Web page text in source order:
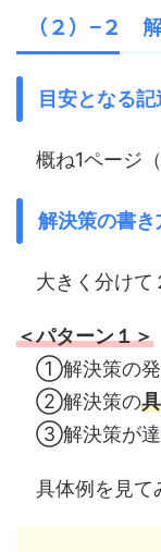
（２）−２
目安となる
概ね1ページ
解決策の書き
大きく分けて
＜パターン１＞
①解決策の発
②解決策の
③解決策が達
具体例を見て